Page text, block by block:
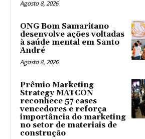
Agosto 8, 2026
ONG Bom Samaritano
desenvolve ações voltadas
à saúde mental em Santo
André
Agosto 8, 2026
Prêmio Marketing
Strategy MATCON
reconhece 57 cases
vencedores e reforça
importância do marketing
no setor de materiais de
construção